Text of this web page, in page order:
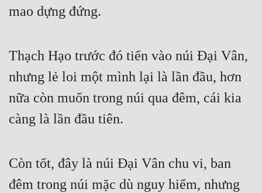
mao dựng đứng.
Thạch Hạo trước đó tiến vào núi Đại Vân,
nhưng lẻ loi một mình lại là lần đầu, hơn
nữa còn muốn trong núi qua đêm, cái kia
càng là lần đầu tiên.
Còn tốt, đây là núi Đại Vân chu vi, ban
đêm trong núi mặc dù nguy hiểm, nhưng